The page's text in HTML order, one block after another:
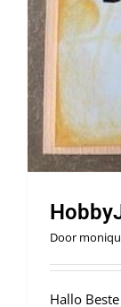
Door
Hallo